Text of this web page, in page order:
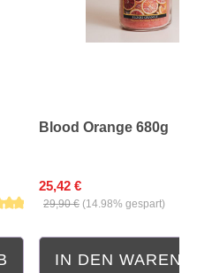
Blood Orange 680g
25,42 €
29,90 € (14.98% gespart)
IN DEN